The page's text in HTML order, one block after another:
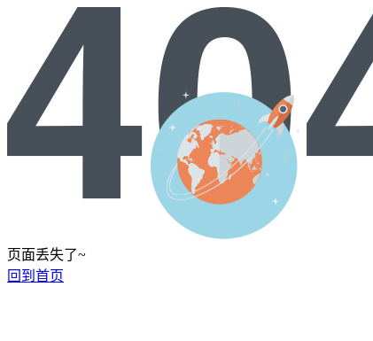
页面丢失了~
回到首页